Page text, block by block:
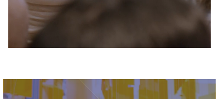
Immagine